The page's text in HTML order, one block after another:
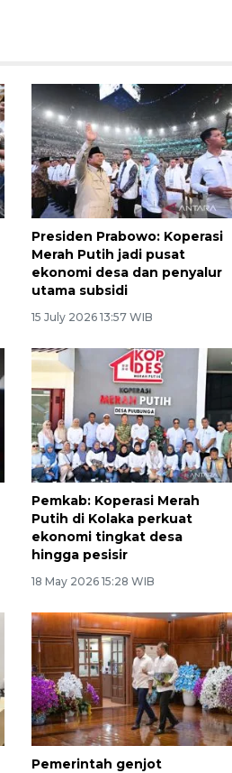
Presiden Prabowo: Koperasi
Merah Putih jadi pusat
ekonomi desa dan penyalur
utama subsidi
15 July 2026 13:57 WIB
Pemkab: Koperasi Merah
Putih di Kolaka perkuat
ekonomi tingkat desa
hingga pesisir
18 May 2026 15:28 WIB
Pemerintah genjot